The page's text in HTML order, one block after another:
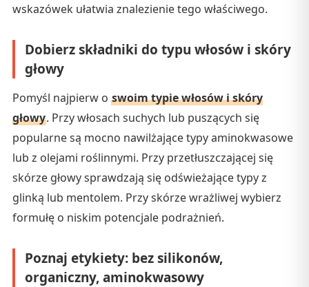
wskazówek ułatwia znalezienie tego właściwego.
Dobierz składniki do typu włosów i skóry
głowy
Pomyśl najpierw o swoim typie włosów i skóry
głowy. Przy włosach suchych lub puszących się
popularne są mocno nawilżające typy aminokwasowe
lub z olejami roślinnymi. Przy przetłuszczającej się
skórze głowy sprawdzają się odświeżające typy z
glinką lub mentolem. Przy skórze wrażliwej wybierz
formułę o niskim potencjale podrażnień.
Poznaj etykiety: bez silikonów,
organiczny, aminokwasowy